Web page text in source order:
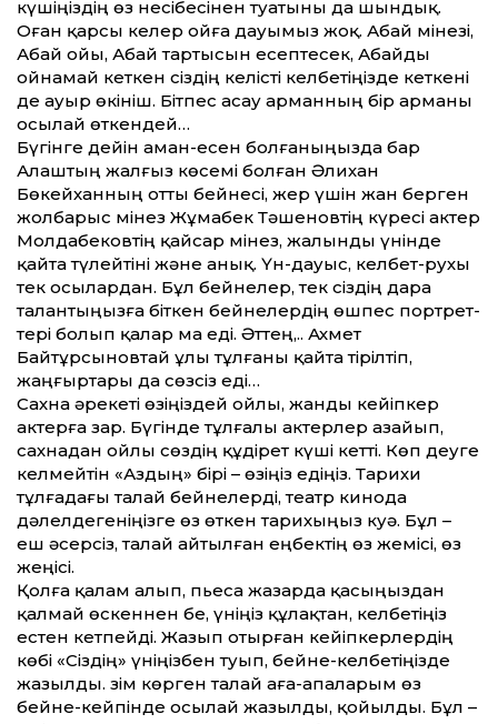
күшіңіздің өз несібесінен туатыны да шындық.
Оған қарсы келер ойға дауымыз жоқ. Абай мінезі,
Абай ойы, Абай тартысын есептесек, Абайды
ойнамай кеткен сіздің келісті келбетіңізде кеткені
де ауыр өкініш. Бітпес асау арманның бір арманы
осылай өткендей…
Бүгінге дейін аман-есен болғаныңызда бар
Алаштың жалғыз көсемі болған Әлихан
Бөкейханның от­ты бейнесі, жер үшін жан берген
жолбарыс мінез Жұмабек Тәшеновтің күресі актер
Молдабековтің қайсар мінез, жалынды үнінде
қайта түлейтіні және анық. Үн-дауыс, келбет-рухы
тек осылардан. Бұл бейнелер, тек сіздің дара
талантыңызға біткен бейнелердің өшпес портрет­
тері болып қалар ма еді. Әт­тең,.. Ахмет
Байтұрсыновтай ұлы тұлғаны қайта тірілтіп,
жаңғыртары да сөзсіз еді…
Сахна әрекеті өзіңіздей ойлы, жанды кейіпкер
актерға зар. Бүгінде тұлғалы актерлер азайып,
сахнадан ойлы сөздің құдірет күші кет­ті. Көп деуге
келмейтін «Аздың» бірі – өзіңіз едіңіз. Тарихи
тұлғадағы талай бейнелерді, театр кинода
дәлелдегеніңізге өз өткен тарихыңыз куә. Бұл –
еш әсерсіз, талай айтылған еңбектің өз жемісі, өз
жеңісі.
Қолға қалам алып, пьеса жазарда қасыңыздан
қалмай өскеннен бе, үніңіз құлақтан, келбетіңіз
естен кетпейді. Жазып отырған кейіпкерлердің
көбі «Сіздің» үніңізбен туып, бейне-келбетіңізде
жазылды. Өзім көрген талай аға-апаларым өз
бейне-кейпінде осылай жазылды, қойылды. Бұл –